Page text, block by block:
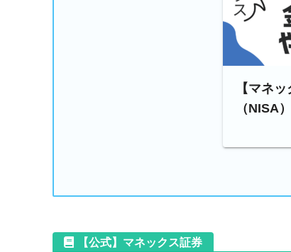
【マネ
（NISA
【公式】マネックス証券